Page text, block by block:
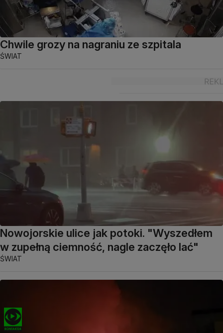
Chwile grozy na nagraniu ze szpitala
ŚWIAT
Nowojorskie ulice jak potoki. "Wyszedłem
w zupełną ciemność, nagle zaczęło lać"
ŚWIAT